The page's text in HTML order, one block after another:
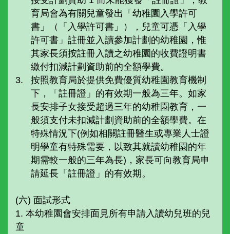
育局會為有關兒童發出「幼稚園入學許可
書」（「入學許可書」），兒童可憑「入學
許可書」註冊並入讀參加計劃的幼稚園，惟
其家長須按註冊入讀之幼稚園的收費證明書
繳付扣減計劃資助前的全額學費。
按照教育局於提供免費優質幼稚園教育機制
下，「註冊證」的有效期一般為三年。如家
長安排子女接受超過三年的幼稚園教育，一
般須支付未扣減計劃資助前的全額學費。在
特殊情況下(例如相關註冊醫生或專業人士證
明學童有特殊需要，以致其就讀幼稚園的年
期需較一般的三年為長)，家長可向教育局申
請延長「註冊證」的有效期。
(六) 面試形式
1. 本幼稚園會安排面見所有申請入讀幼兒班的兒
童